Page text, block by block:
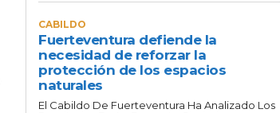
CABILDO
Fuerteventura defiende la
necesidad de reforzar la
protección de los espacios
naturales
El Cabildo De Fuerteventura Ha Analizado Los